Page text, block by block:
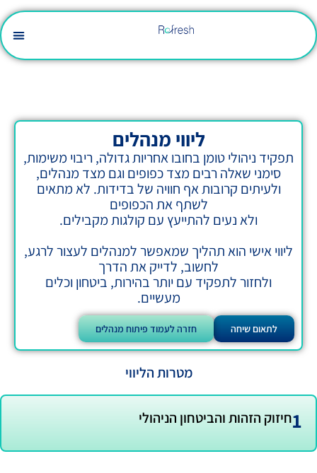
ליווי מנהלים
טומן בחובו אחריות גדולה, ריבוי משימות,
רבים מצד כפופים וגם מצד מנהלים,
אף חוויה של בדידות. לא מתאים
לשתף את הכפופים
להתייעץ עם קולגות מקבילים.
תהליך שמאפשר למנהלים לעצור לרגע,
לחשוב, לדייק את הדרך
עם יותר בהירות, ביטחון וכלים
חזרה לעמוד פיתוח מנהלים
הניהולי